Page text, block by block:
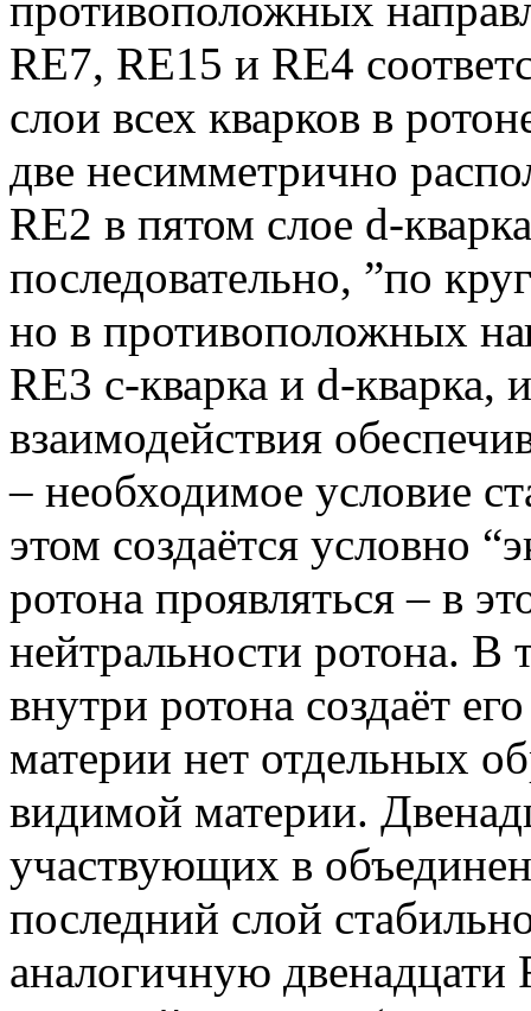
RE7, RE15 и RE4
слои всех кварков в
две несимметрично
RE2 в пятом слое d-
последовательно, ”по
но в противоположных
RE3 c-кварка и d-кварка,
взаимодействия
– необходимое условие
этом создаётся условно
ротона проявляться – в
нейтральности ротона. В
внутри ротона создаёт
материи нет отдельных
видимой материи.
участвующих в
последний слой
аналогичную двенадцати